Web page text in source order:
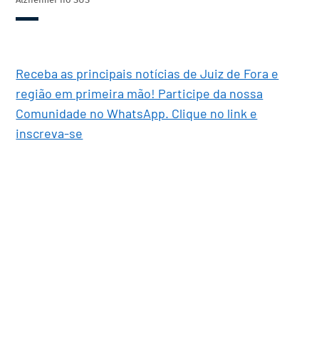
Receba as principais notícias de Juiz de Fora e
região em primeira mão! Participe da nossa
Comunidade no WhatsApp. Clique no link e
inscreva-se